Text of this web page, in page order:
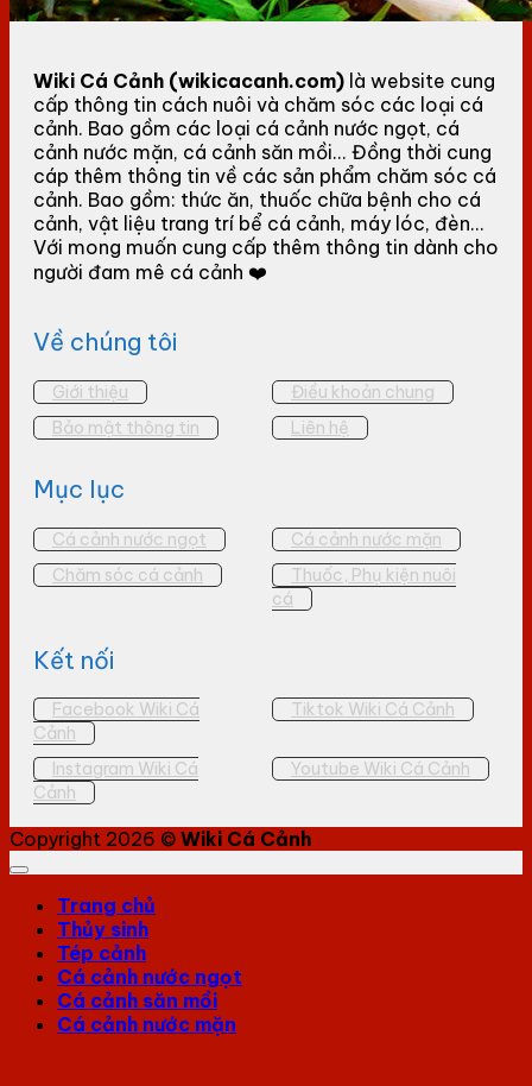
Wiki Cá Cảnh (wikicacanh.com) là website cung
cấp thông tin cách nuôi và chăm sóc các loại cá
cảnh. Bao gồm các loại cá cảnh nước ngọt, cá
cảnh nước mặn, cá cảnh săn mồi... Đồng thời cung
cáp thêm thông tin về các sản phẩm chăm sóc cá
cảnh. Bao gồm: thức ăn, thuốc chữa bệnh cho cá
cảnh, vật liệu trang trí bể cá cảnh, máy lóc, đèn...
Với mong muốn cung cấp thêm thông tin dành cho
người đam mê cá cảnh ❤️
Về chúng tôi
Giới thiệu
Điều khoản chung
Bảo mật thông tin
Liên hệ
Mục lục
Cá cảnh nước ngọt
Cá cảnh nước mặn
Chăm sóc cá cảnh
Thuốc, Phụ kiện nuôi
cá
Kết nối
Facebook Wiki Cá
Cảnh
Tiktok Wiki Cá Cảnh
Instagram Wiki Cá
Cảnh
Youtube Wiki Cá Cảnh
Copyright 2026 © Wiki Cá Cảnh
Trang chủ
Thủy sinh
Tép cảnh
Cá cảnh nước ngọt
Cá cảnh săn mồi
Cá cảnh nước mặn